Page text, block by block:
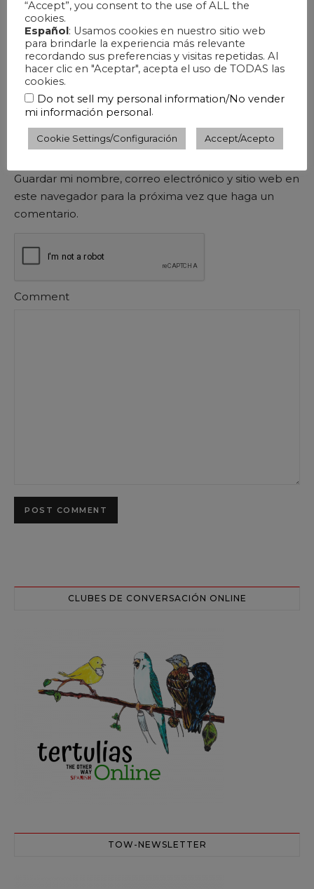
Nombre*
Correo electrónico*
Guardar mi nombre, correo electrónico y sitio web en
este navegador para la próxima vez que haga un
comentario.
Comment
CLUBES DE CONVERSACIÓN ONLINE
TOW-NEWSLETTER
“Accept”, you consent to the use of ALL the
cookies.
Español : Usamos cookies en nuestro sitio web
para brindarle la experiencia más relevante
recordando sus preferencias y visitas repetidas. Al
hacer clic en "Aceptar", acepta el uso de TODAS las
cookies.
Do not sell my personal information/No vender
mi información personal.
Cookie Settings/Configuración Accept/Acepto